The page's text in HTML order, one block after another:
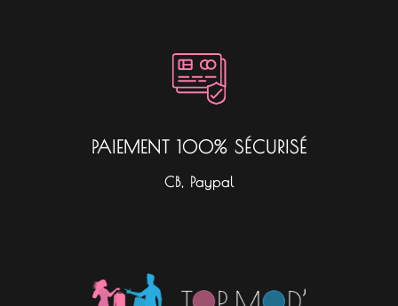
PAIEMENT 100% SÉCURISÉ
CB, Paypal